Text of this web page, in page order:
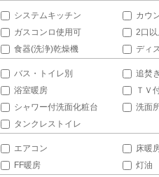
システムキッチン
カウ
ガスコンロ使用可
2口
食器(洗浄)乾燥機
ディ
バス・トイレ別
追焚
浴室暖房
ＴＶ
シャワー付洗面化粧台
洗面
タンクレストイレ
エアコン
床暖
FF暖房
灯油